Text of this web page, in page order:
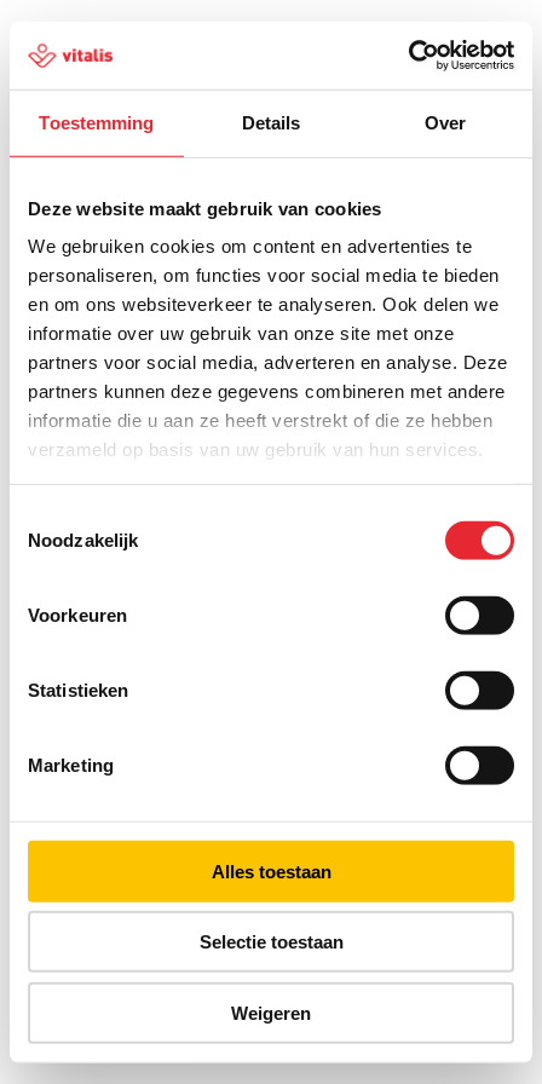
Toestemming Details Over
Deze website maakt gebruik van cookies
We gebruiken cookies om content en advertenties te
personaliseren, om functies voor social media te bieden
en om ons websiteverkeer te analyseren. Ook delen we
informatie over uw gebruik van onze site met onze
partners voor social media, adverteren en analyse. Deze
partners kunnen deze gegevens combineren met andere
informatie die u aan ze heeft verstrekt of die ze hebben
verzameld op basis van uw gebruik van hun services.
Noodzakelijk
Voorkeuren
Statistieken
Marketing
Alles toestaan
Selectie toestaan
Weigeren
500
Er is iets fout gegaan
Probeer het later opnieuw of ga terug naar de
homepagina.